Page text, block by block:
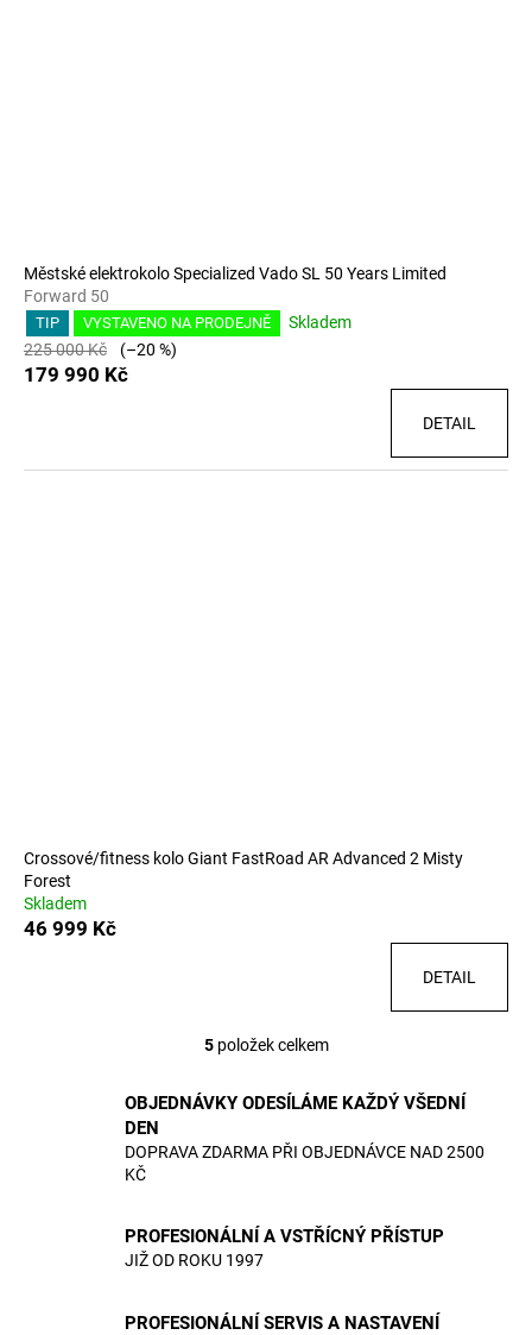
Městské elektrokolo Specialized Vado SL 50 Years Limited
Forward 50
TIP VYSTAVENO NA PRODEJNĚ
Skladem
225 000 Kč
(–20 %)
179 990 Kč
DETAIL
Crossové/fitness kolo Giant FastRoad AR Advanced 2 Misty
Forest
Skladem
46 999 Kč
DETAIL
O
l
d
í
v
5položek celkem
OBJEDNÁVKY ODESÍLÁME KAŽDÝ VŠEDNÍ
DEN
DOPRAVA ZDARMA PŘI OBJEDNÁVCE NAD 2500
KČ
PROFESIONÁLNÍ A VSTŘÍCNÝ PŘÍSTUP
JIŽ OD ROKU 1997
PROFESIONÁLNÍ SERVIS A NASTAVENÍ